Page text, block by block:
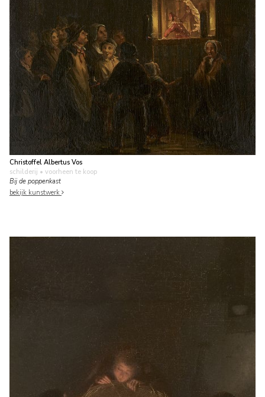
Christoffel Albertus Vos
schilderij • voorheen te koop
Bij de poppenkast
bekijk kunstwerk